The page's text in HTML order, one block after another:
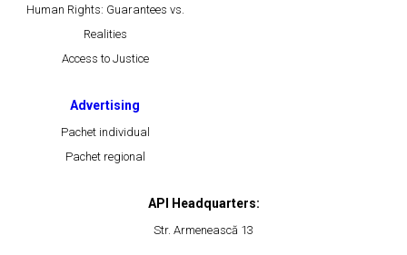
Human Rights: Guarantees vs.
Realities
Access to Justice
Advertising
Pachet individual
Pachet regional
API Headquarters:
Str. Armenească 13